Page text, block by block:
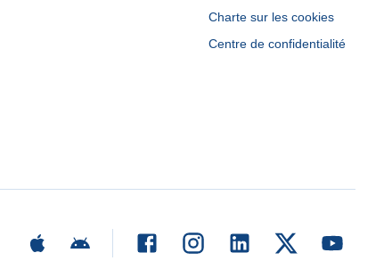
Charte sur les cookies
Centre de confidentialité